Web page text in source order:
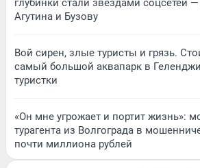
глубинки стали звездами соцсетей
Агутина и Бузову
Вой сирен, злые туристы и грязь.
самый большой аквапарк в
туристки
«Он мне угрожает и портит жизнь»:
турагента из Волгограда в
почти миллиона рублей